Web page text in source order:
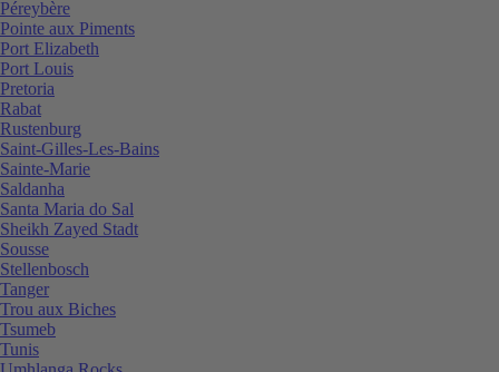
Péreybère
Pointe aux Piments
Port Elizabeth
Port Louis
Pretoria
Rabat
Rustenburg
Saint-Gilles-Les-Bains
Sainte-Marie
Saldanha
Santa Maria do Sal
Sheikh Zayed Stadt
Sousse
Stellenbosch
Tanger
Trou aux Biches
Tsumeb
Tunis